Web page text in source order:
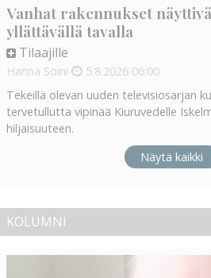
Vanhat rakennukset
yllättävällä tavalla
Tilaajille
Hanna Soini 5.8.2026 06:00
Tekeillä olevan uuden televisiosarjan
tervetullutta vipinää Kiuruvedelle
hiljaisuuteen.
Näytä kaikki
KOLUMNI